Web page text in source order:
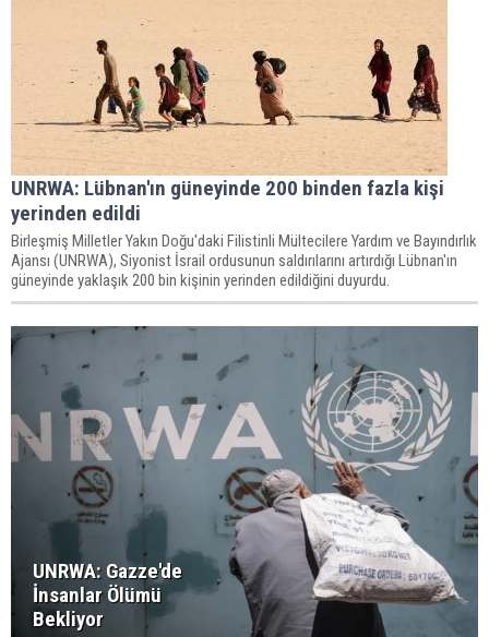
UNRWA: Lübnan'ın güneyinde 200 binden fazla kişi
yerinden edildi
Birleşmiş Milletler Yakın Doğu'daki Filistinli Mültecilere Yardım ve Bayındırlık
Ajansı (UNRWA), Siyonist İsrail ordusunun saldırılarını artırdığı Lübnan'ın
güneyinde yaklaşık 200 bin kişinin yerinden edildiğini duyurdu.
UNRWA: Gazze'de
İnsanlar Ölümü
Bekliyor